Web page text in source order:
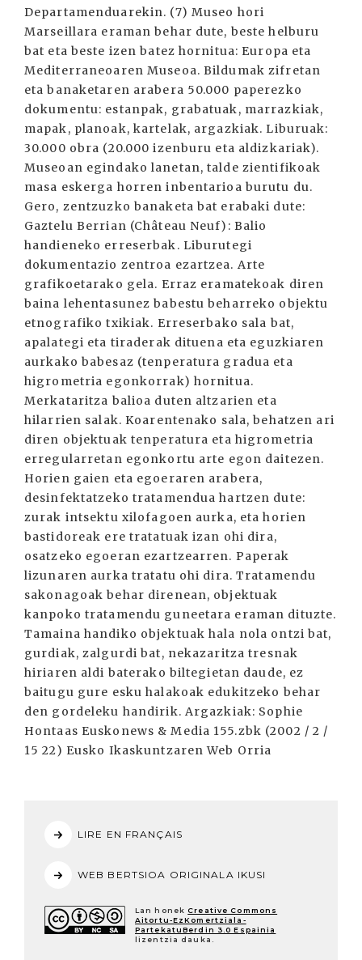
LIRE EN FRANÇAIS
WEB BERTSIOA ORIGINALA IKUSI
Lan honek Creative Commons
Aitortu-EzKomertziala-
PartekatuBerdin 3.0 Espainia
lizentzia dauka.